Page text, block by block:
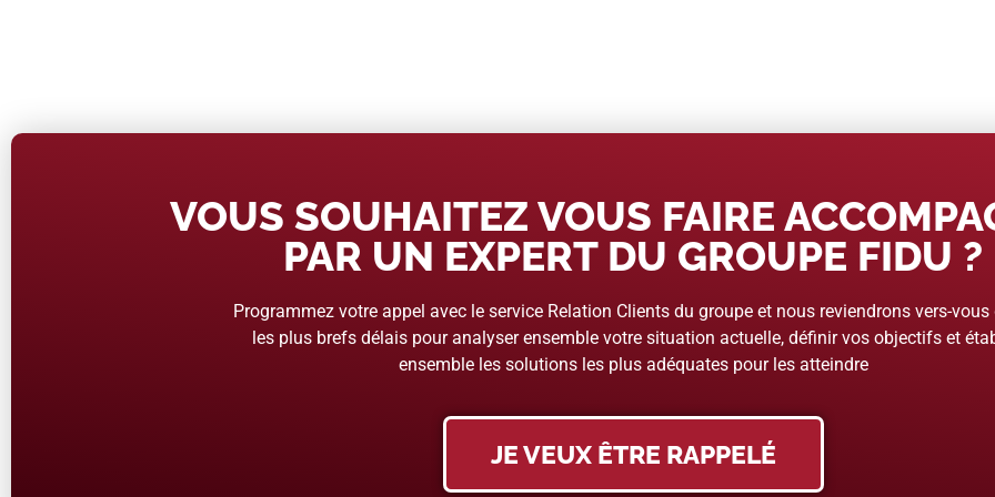
VOUS SOUHAITEZ VOUS FAIRE
PAR UN EXPERT DU GROUPE FIDU ?
Programmez votre appel avec le service Relation Clients du groupe et nous reviendrons vers-vous
les plus brefs délais pour analyser ensemble votre situation actuelle, définir vos objectifs et
ensemble les solutions les plus adéquates pour les atteindre
JE VEUX ÊTRE RAPPELÉ